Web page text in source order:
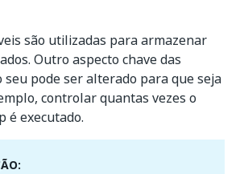
são utilizadas para armazenar
Outro aspecto chave das
seu pode ser alterado para que seja
controlar quantas vezes o
é executado.